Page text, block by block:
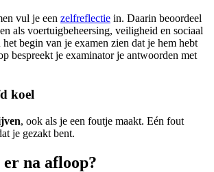
vul je een zelfreflectie in. Daarin beoordeel
als voertuigbeheersing, veiligheid en sociaal
het begin van je examen zien dat je hem hebt
bespreekt je examinator je antwoorden met
koel
, ook als je een foutje maakt. Eén fout
je gezakt bent.
na afloop?